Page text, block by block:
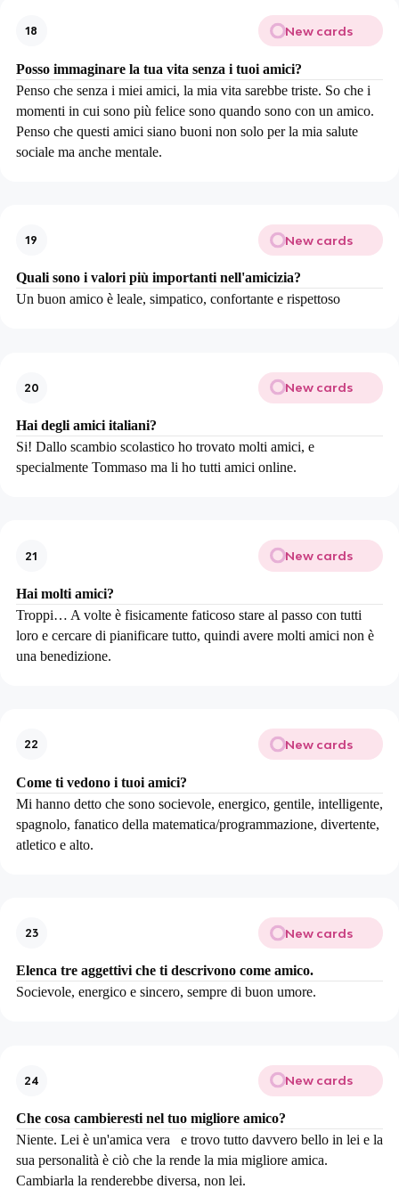
18 New cards
Posso immaginare la tua vita senza i tuoi amici?
Penso che senza i miei amici, la mia vita sarebbe triste. So che i
momenti in cui sono più felice sono quando sono con un amico.
Penso che questi amici siano buoni non solo per la mia salute
sociale ma anche mentale.
19 New cards
Quali sono i valori più importanti nell'amicizia?
Un buon amico è leale, simpatico, confortante e rispettoso
20 New cards
Hai degli amici italiani?
Si! Dallo scambio scolastico ho trovato molti amici, e
specialmente Tommaso ma li ho tutti amici online.
21 New cards
Hai molti amici?
Troppi… A volte è fisicamente faticoso stare al passo con tutti
loro e cercare di pianificare tutto, quindi avere molti amici non è
una benedizione.
22 New cards
Come ti vedono i tuoi amici?
Mi hanno detto che sono socievole, energico, gentile, intelligente,
spagnolo, fanatico della matematica/programmazione, divertente,
atletico e alto.
23 New cards
Elenca tre aggettivi che ti descrivono come amico.
Socievole, energico e sincero, sempre di buon umore.
24 New cards
Che cosa cambieresti nel tuo migliore amico?
Niente. Lei è un'amica vera e trovo tutto davvero bello in lei e la
sua personalità è ciò che la rende la mia migliore amica.
Cambiarla la renderebbe diversa, non lei.